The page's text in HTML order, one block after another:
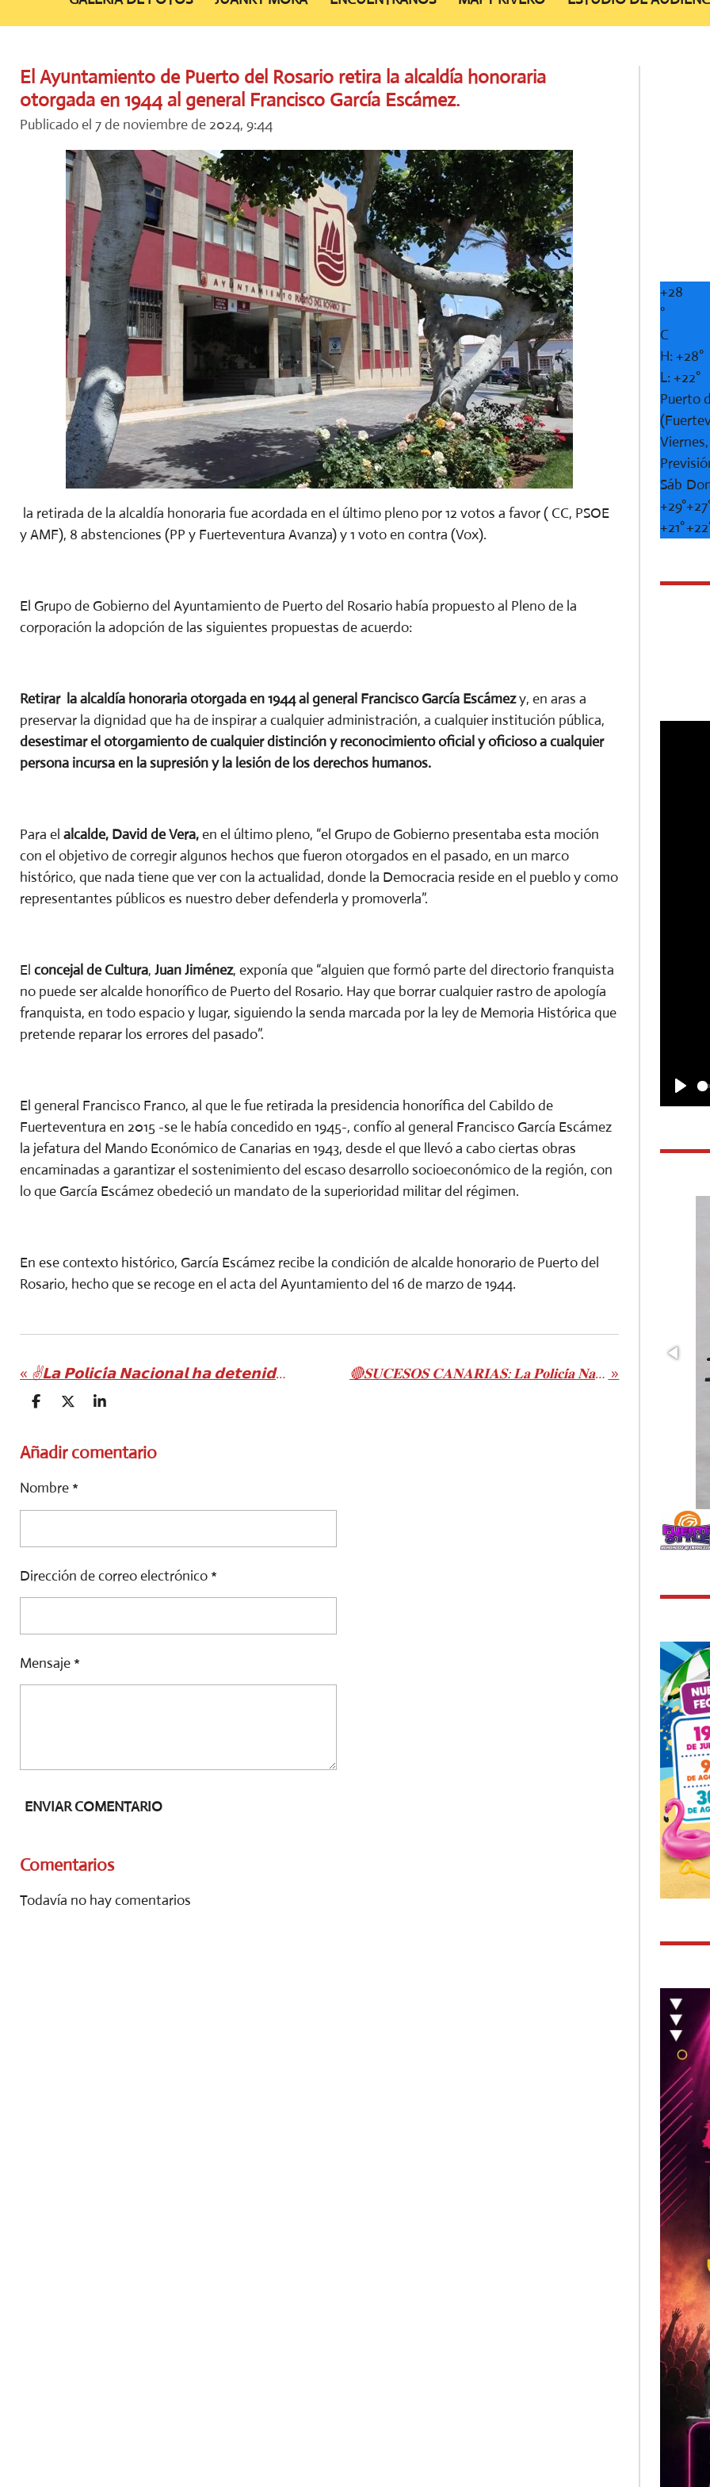
El Ayuntamiento de Puerto del Rosario retira la alcaldía honoraria
otorgada en 1944 al general Francisco García Escámez.
Publicado el 7 de noviembre de 2024, 9:44
la retirada de la alcaldía honoraria fue acordada en el último pleno por 12 votos a favor ( CC, PSOE
y AMF), 8 abstenciones (PP y Fuerteventura Avanza) y 1 voto en contra (Vox).
El Grupo de Gobierno del Ayuntamiento de Puerto del Rosario había propuesto al Pleno de la
corporación la adopción de las siguientes propuestas de acuerdo:
Retirar la alcaldía honoraria otorgada en 1944 al general Francisco García Escámezy, en aras a
preservar la dignidad que ha de inspirar a cualquier administración, a cualquier institución pública,
desestimar el otorgamiento de cualquier distinción y reconocimiento oficial y oficioso a cualquier
persona incursa en la supresión y la lesión de los derechos humanos.
Para el alcalde, David de Vera,en el último pleno, “el Grupo de Gobierno presentaba esta moción
con el objetivo de corregir algunos hechos que fueron otorgados en el pasado, en un marco
histórico, que nada tiene que ver con la actualidad, donde la Democracia reside en el pueblo y como
representantes públicos es nuestro deber defenderla y promoverla”.
El concejal de Cultura, Juan Jiménez, exponía que “alguien que formó parte del directorio franquista
no puede ser alcalde honorífico de Puerto del Rosario. Hay que borrar cualquier rastro de apología
franquista, en todo espacio y lugar, siguiendo la senda marcada por la ley de Memoria Histórica que
pretende reparar los errores del pasado”.
El general Francisco Franco, al que le fue retirada la presidencia honorífica del Cabildo de
Fuerteventura en 2015 -se le había concedido en 1945-, confío al general Francisco García Escámez
la jefatura del Mando Económico de Canarias en 1943, desde el que llevó a cabo ciertas obras
encaminadas a garantizar el sostenimiento del escaso desarrollo socioeconómico de la región, con
lo que García Escámez obedeció un mandato de la superioridad militar del régimen.
En ese contexto histórico, García Escámez recibe la condición de alcalde honorario de Puerto del
Rosario, hecho que se recoge en el acta del Ayuntamiento del 16 de marzo de 1944.
« ✌️𝗟𝗮 𝗣𝗼𝗹𝗶𝗰𝗶́𝗮 𝗡𝗮𝗰𝗶𝗼𝗻𝗮𝗹 𝗵𝗮 𝗱𝗲𝘁𝗲𝗻𝗶𝗱𝗼 𝗮 𝗱𝗼𝘀 𝗵𝗼𝗺𝗯𝗿𝗲𝘀 𝗽𝗼𝗿 𝗱𝗲𝗹𝗶𝘁𝗼 𝗱𝗲 𝗵𝘂𝗿𝘁𝗼 🔴𝐒𝐔𝐂𝐄𝐒𝐎𝐒 𝐂𝐀𝐍𝐀𝐑𝐈𝐀𝐒: 𝐋𝐚 𝐏𝐨𝐥𝐢𝐜𝐢́𝐚 𝐍𝐚𝐜𝐢𝐨𝐧𝐚𝐥 𝐝𝐞𝐭𝐢𝐞𝐧𝐞 𝐚𝐥 𝐚𝐮𝐭𝐨𝐫 𝐝𝐞 𝐯𝐚𝐫𝐢𝐨𝐬 𝐝𝐞𝐥𝐢𝐭𝐨𝐬 𝐝𝐞 𝐡𝐨𝐦𝐢𝐜𝐢𝐝𝐢𝐨 𝐩𝐨𝐫 𝐢𝐦𝐩𝐫𝐮𝐝𝐞𝐧𝐜𝐢𝐚 𝐲 𝐜𝐨𝐧𝐭𝐫𝐚 𝐥𝐨𝐬 𝐝𝐞𝐫𝐞𝐜𝐡𝐨𝐬 𝐝𝐞 𝐥𝐨𝐬 𝐜𝐢𝐮𝐝𝐚𝐝𝐚𝐧𝐨𝐬 𝐞𝐱𝐭𝐫𝐚𝐧𝐣𝐞𝐫𝐨𝐬 »
C
P
A
T
I
C
P
A
T
I
C
P
A
I
Añadir comentario
Nombre *
Dirección de correo electrónico *
Mensaje *
ENVIAR COMENTARIO
Comentarios
Todavía no hay comentarios
+28
°
C
H:+28°
L:+22°
Puerto
Sáb
+29°+
+21°+
P
a